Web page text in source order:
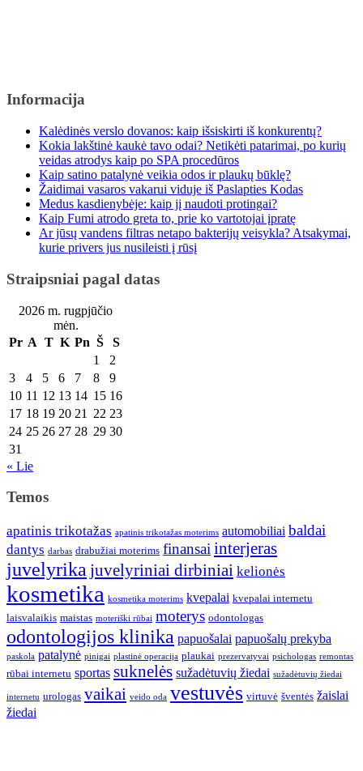
Informacija
Kalėdinės verslo dovanos: kaip išsiskirti iš konkurentų?
Kokia lakštinė kaukė tavo odai? Netikėti patarimai, po kurių
veidas atrodys kaip po SPA procedūros
Kaip satino patalynė veikia odos ir plaukų būklę?
Žaidimai vasaros vakarui viduje iš Paslapties Kodas
Medus kasdienybėje: kaip jį naudoti protingai?
Kaip Fumi atrodo greta to, prie ko vartotojai įpratę
Ar jūsų vandens filtras netapo bakterijų veisykla? Atsakymai,
kurie privers jus nusileisti į rūsį
Straipsniai pagal datas
2026 m. rugpjūčio
mėn.
Pr A T K Pn Š
S
1
2
3
4 5 6 7 8
9
10 11 12 13 14 15 16
17 18 19 20 21 22 23
24 25 26 27 28 29 30
31
« Lie
Temos
apatinis trikotažas apatinis trikotažas moterims automobiliai baldai
dantys darbas drabužiai moterims finansai interjeras
juvelyrika juvelyriniai dirbiniai kelionės
kosmetika kosmetika moterims kvepalai kvepalai internetu
laisvalaikis maistas moteriški rūbai moterys odontologas
odontologijos klinika papuošalai papuošalų prekyba
paskola patalynė pinigai plastinė operacija plaukai prezervatyvai psichologas remontas
rūbai internetu sportas suknelės sužadėtuvių žiedai sužadėtuvių žiedai
internetu urologas vaikai veido oda vestuvės virtuvė šventės žaislai
žiedai